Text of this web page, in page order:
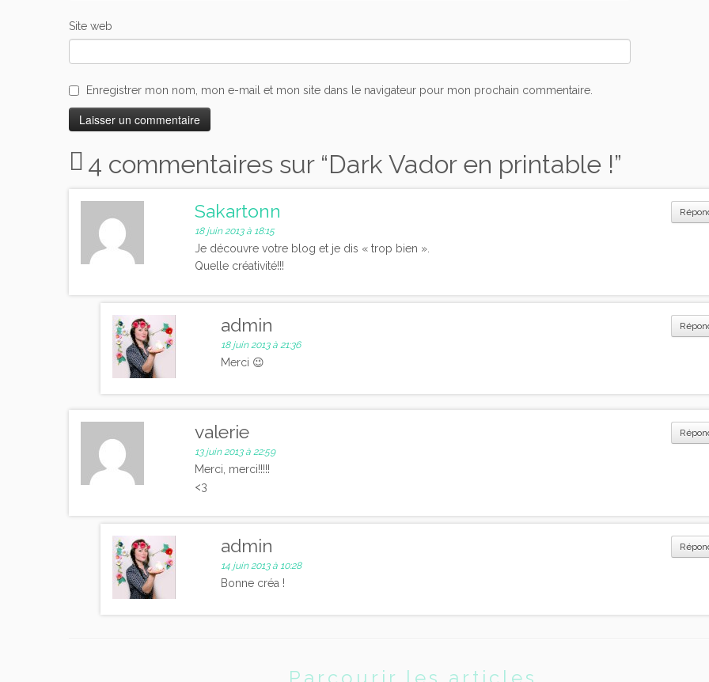
Site web
Enregistrer mon nom, mon e-mail et mon site dans le navigateur pour mon prochain commentaire.
4 commentaires sur “Dark Vador en printable !”
Sakartonn
18 juin 2013 à 18:15
Je découvre votre blog et je dis « trop bien ».
Quelle créativité!!!
admin
18 juin 2013 à 21:36
Merci 😉
valerie
13 juin 2013 à 22:59
Merci, merci!!!!!
<3
admin
14 juin 2013 à 10:28
Bonne créa !